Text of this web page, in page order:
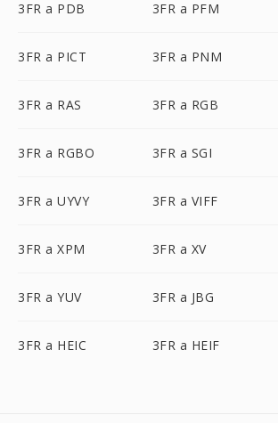
3FR a PDB 3FR a PFM
3FR a PICT 3FR a PNM
3FR a RAS 3FR a RGB
3FR a RGBO 3FR a SGI
3FR a UYVY 3FR a VIFF
3FR a XPM 3FR a XV
3FR a YUV 3FR a JBG
3FR a HEIC 3FR a HEIF